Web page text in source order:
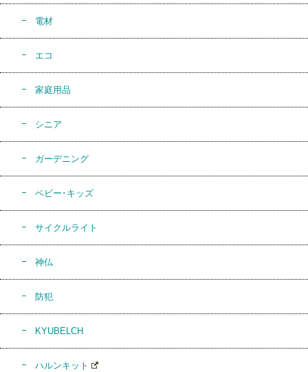
電材
エコ
家庭用品
シニア
ガーデニング
ベビー･キッズ
サイクルライト
神仏
防犯
KYUBELCH
ハルンキット